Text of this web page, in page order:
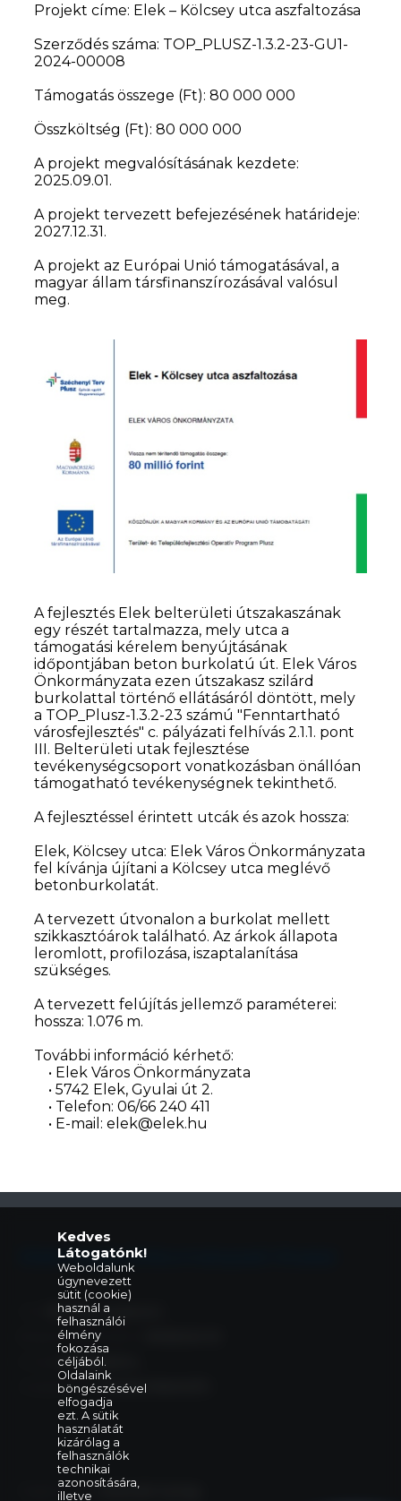
Projekt címe: Elek – Kölcsey utca aszfaltozása
Szerződés száma: TOP_PLUSZ-1.3.2-23-GU1-
2024-00008
Támogatás összege (Ft): 80 000 000
Összköltség (Ft): 80 000 000
A projekt megvalósításának kezdete:
2025.09.01.
A projekt tervezett befejezésének határideje:
2027.12.31.
A projekt az Európai Unió támogatásával, a
magyar állam társfinanszírozásával valósul
meg.
A fejlesztés Elek belterületi útszakaszának
egy részét tartalmazza, mely utca a
támogatási kérelem benyújtásának
időpontjában beton burkolatú út. Elek Város
Önkormányzata ezen útszakasz szilárd
burkolattal történő ellátásáról döntött, mely
a TOP_Plusz-1.3.2-23 számú "Fenntartható
városfejlesztés" c. pályázati felhívás 2.1.1. pont
III. Belterületi utak fejlesztése
tevékenységcsoport vonatkozásban önállóan
támogatható tevékenységnek tekinthető.
A fejlesztéssel érintett utcák és azok hossza:
Elek, Kölcsey utca: Elek Város Önkormányzata
fel kívánja újítani a Kölcsey utca meglévő
betonburkolatát.
A tervezett útvonalon a burkolat mellett
szikkasztóárok található. Az árkok állapota
leromlott, profilozása, iszaptalanítása
szükséges.
A tervezett felújítás jellemző paraméterei:
hossza: 1.076 m.
További információ kérhető:
• Elek Város Önkormányzata
• 5742 Elek, Gyulai út 2.
• Telefon: 06/66 240 411
• E-mail: elek@elek.hu
Eleki Közös Önkormányzati Hivatal
5742 Elek, Gyulai út 2.
Központi telefonszám:
E-mail:elek@elek.hu
Hivatali Kapu:PHELEK,706040373
Polgármester:Szelezsán György
Kedves
Látogatónk!
Weboldalunk
úgynevezett
sütit (cookie)
használ a
felhasználói
élmény
fokozása
céljából.
Oldalaink
böngészésével
elfogadja
ezt. A sütik
használatát
kizárólag a
felhasználók
technikai
azonosítására,
illetve